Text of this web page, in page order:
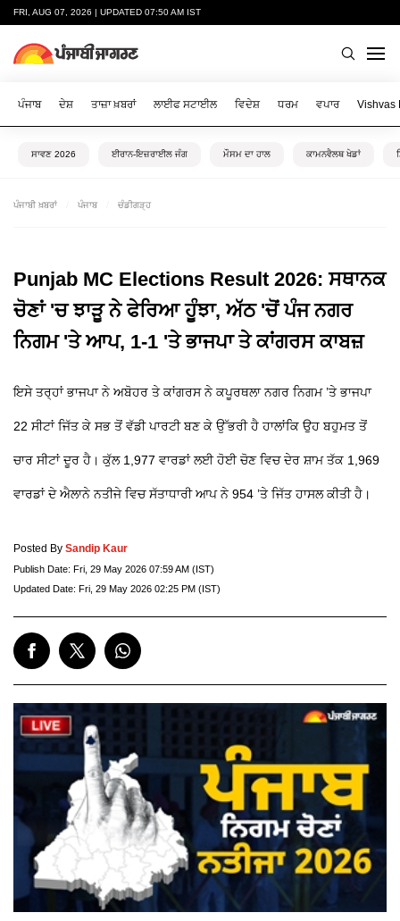
FRI, AUG 07, 2026 | UPDATED 07:50 AM IST
ਪੰਜਾਬ ਦੇਸ਼ ਤਾਜ਼ਾ ਖ਼ਬਰਾਂ ਲਾਈਫ ਸਟਾਈਲ ਵਿਦੇਸ਼ ਧਰਮ ਵਪਾਰ Vishvas
ਸਾਵਣ 2026 ਈਰਾਨ-ਇਜ਼ਰਾਈਲ ਜੰਗ ਮੌਸਮ ਦਾ ਹਾਲ ਕਾਮਨਵੈਲਥ ਖੇਡਾਂ
ਪੰਜਾਬੀ ਖ਼ਬਰਾਂ ਪੰਜਾਬ ਚੰਡੀਗੜ੍ਹ
Punjab MC Elections Result 2026: ਸਥਾਨਕ
ਚੋਣਾਂ 'ਚ ਝਾੜੂ ਨੇ ਫੇਰਿਆ ਹੂੰਝਾ, ਅੱਠ 'ਚੋਂ ਪੰਜ ਨਗਰ
ਨਿਗਮ 'ਤੇ ਆਪ, 1-1 'ਤੇ ਭਾਜਪਾ ਤੇ ਕਾਂਗਰਸ ਕਾਬਜ਼
ਇਸੇ ਤਰ੍ਹਾਂ ਭਾਜਪਾ ਨੇ ਅਬੋਹਰ ਤੇ ਕਾਂਗਰਸ ਨੇ ਕਪੂਰਥਲਾ ਨਗਰ ਨਿਗਮ ’ਤੇ ਭਾਜਪਾ
22 ਸੀਟਾਂ ਜਿੱਤ ਕੇ ਸਭ ਤੋਂ ਵੱਡੀ ਪਾਰਟੀ ਬਣ ਕੇ ਉੱਭਰੀ ਹੈ ਹਾਲਾਂਕਿ ਉਹ ਬਹੁਮਤ ਤੋਂ
ਚਾਰ ਸੀਟਾਂ ਦੂਰ ਹੈ। ਕੁੱਲ 1,977 ਵਾਰਡਾਂ ਲਈ ਹੋਈ ਚੋਣ ਵਿਚ ਦੇਰ ਸ਼ਾਮ ਤੱਕ 1,969
ਵਾਰਡਾਂ ਦੇ ਐਲਾਨੇ ਨਤੀਜੇ ਵਿਚ ਸੱਤਾਧਾਰੀ ਆਪ ਨੇ 954 ’ਤੇ ਜਿੱਤ ਹਾਸਲ ਕੀਤੀ ਹੈ।
Posted By Sandip Kaur
Publish Date: Fri, 29 May 2026 07:59 AM (IST)
Updated Date: Fri, 29 May 2026 02:25 PM (IST)